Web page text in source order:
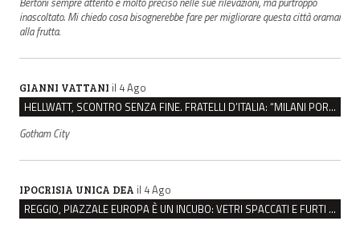
inascoltato. Mi chiedo cosa bisognerebbe fare per migliorare questa città oramai
alla frutta.
GIANNI VATTANI il 4 Ago
HELLWATT, SCONTRO SENZA FINE. FRATELLI D’ITALIA: “MILANI PORTA DOCUMENTI, DE FRANCO INSULTI”
Gotham City
IPOCRISIA UNICA DEA il 4 Ago
REGGIO, PIAZZALE EUROPA È UN INCUBO: VETRI SPACCATI E FURTI SULLE AUTO IN SOSTA